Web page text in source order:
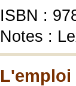
ISBN :
Notes :
L'emploi